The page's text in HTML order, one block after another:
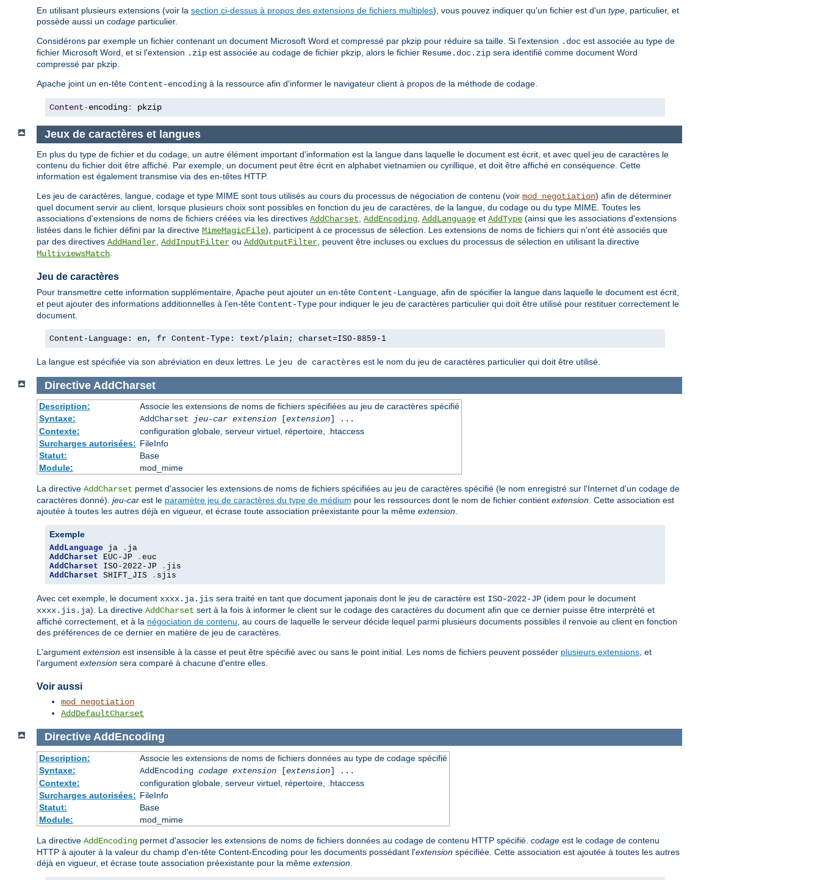
En utilisant plusieurs extensions (voir la section ci-dessus à propos des extensions de fichiers multiples), vous pouvez indiquer qu'un fichier est d'un type, particulier, et
possède aussi un codage particulier.
Considérons par exemple un fichier contenant un document Microsoft Word et compressé par pkzip pour réduire sa taille. Si l'extension .doc est associée au type de
fichier Microsoft Word, et si l'extension .zip est associée au codage de fichier pkzip, alors le fichier Resume.doc.zip sera identifié comme document Word
compressé par pkzip.
Apache joint un en-tête Content-encoding à la ressource afin d'informer le navigateur client à propos de la méthode de codage.
Content-encoding: pkzip
Jeux de caractères et langues
En plus du type de fichier et du codage, un autre élément important d'information est la langue dans laquelle le document est écrit, et avec quel jeu de caractères le
contenu du fichier doit être affiché. Par exemple, un document peut être écrit en alphabet vietnamien ou cyrillique, et doit être affiché en conséquence. Cette
information est également transmise via des en-têtes HTTP.
Les jeu de caractères, langue, codage et type MIME sont tous utilisés au cours du processus de négociation de contenu (voir mod_negotiation) afin de déterminer
quel document servir au client, lorsque plusieurs choix sont possibles en fonction du jeu de caractères, de la langue, du codage ou du type MIME. Toutes les
associations d'extensions de noms de fichiers créées via les directives AddCharset AddEncoding AddLanguage et AddType (ainsi que les associations d'extensions
listées dans le fichier défini par la directive MimeMagicFile), participent à ce processus de sélection. Les extensions de noms de fichiers qui n'ont été associés que
par des directives AddHandler AddInputFilter ou AddOutputFilter , peuvent être incluses ou exclues du processus de sélection en utilisant la directive
MultiviewsMatch
Jeu de caractères
Pour transmettre cette information supplémentaire, Apache peut ajouter un en-tête Content-Language , afin de spécifier la langue dans laquelle le document est écrit,
et peut ajouter des informations additionnelles à l'en-tête Content-Type pour indiquer le jeu de caractères particulier qui doit être utilisé pour restituer correctement le
document.
Content-Language: en, fr Content-Type: text/plain; charset=ISO-8859-1
La langue est spécifiée via son abréviation en deux lettres. Le jeu de caractères est le nom du jeu de caractères particulier qui doit être utilisé.
Directive AddCharset
Description:
Associe les extensions de noms de fichiers spécifiées au jeu de caractères spécifié
Syntaxe:
AddCharset jeu-car extension[extension] ...
Contexte:
configuration globale, serveur virtuel, répertoire, .htaccess
Surcharges autorisées: FileInfo
Statut:
Base
Module:
mod_mime
La directive AddCharset permet d'associer les extensions de noms de fichiers spécifiées au jeu de caractères spécifié (le nom enregistré sur l'Internet d'un codage de
caractères donné). jeu-car est le paramètre jeu de caractères du type de médium pour les ressources dont le nom de fichier contient extension. Cette association est
ajoutée à toutes les autres déjà en vigueur, et écrase toute association préexistante pour la même extension.
Exemple
AddLanguage ja .
AddCharset EUC-JP .
AddCharset ISO-2022-JP .
AddCharset SHIFT_JIS . sjis
Avec cet exemple, le document xxxx.ja.jis sera traité en tant que document japonais dont le jeu de caractère est ISO-2022-JP (idem pour le document
xxxx.jis.ja). La directive AddCharset sert à la fois à informer le client sur le codage des caractères du document afin que ce dernier puisse être interprété et
affiché correctement, et à la négociation de contenu, au cours de laquelle le serveur décide lequel parmi plusieurs documents possibles il renvoie au client en fonction
des préférences de ce dernier en matière de jeu de caractères.
L'argument extension est insensible à la casse et peut être spécifié avec ou sans le point initial. Les noms de fichiers peuvent posséder plusieurs extensions, et
l'argument extension sera comparé à chacune d'entre elles.
Voir aussi
mod_negotiation
AddDefaultCharset
Directive AddEncoding
Description:
Associe les extensions de noms de fichiers données au type de codage spécifié
Syntaxe:
AddEncoding codage extension[extension] ...
Contexte:
configuration globale, serveur virtuel, répertoire, .htaccess
Surcharges autorisées: FileInfo
Statut:
Base
Module:
mod_mime
La directive AddEncoding permet d'associer les extensions de noms de fichiers données au codage de contenu HTTP spécifié. codage est le codage de contenu
HTTP à ajouter à la valeur du champ d'en-tête Content-Encoding pour les documents possédant l'extension spécifiée. Cette association est ajoutée à toutes les autres
déjà en vigueur, et écrase toute association préexistante pour la même extension